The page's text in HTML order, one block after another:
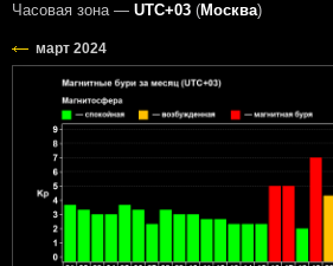
Часовая зона — UTC+03 (Москва)